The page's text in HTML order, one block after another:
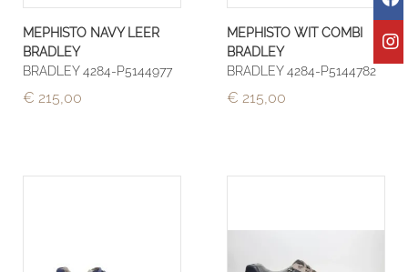
MEPHISTO NAVY LEER
BRADLEY
BRADLEY 4284-P5144977
€ 215,00
MEPHISTO WIT COMBI
BRADLEY
BRADLEY 4284-P5144782
€ 215,00